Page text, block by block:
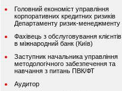
Головний економіст управління
корпоративних кредитних ризиків
Департаменту ризик-менеджменту
Фахівець з обслуговування клієнтів
в міжнародний банк (Київ)
Заступник начальника управління
методологічного забезпечення та
навчання з питань ПВК/ФТ
Аудитор